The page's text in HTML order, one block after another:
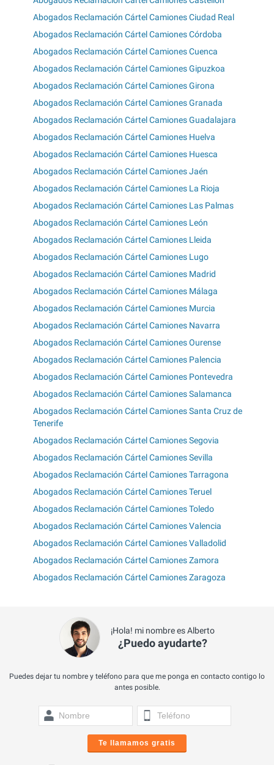
Abogados Reclamación Cártel Camiones Ciudad Real
Abogados Reclamación Cártel Camiones Córdoba
Abogados Reclamación Cártel Camiones Cuenca
Abogados Reclamación Cártel Camiones Gipuzkoa
Abogados Reclamación Cártel Camiones Girona
Abogados Reclamación Cártel Camiones Granada
Abogados Reclamación Cártel Camiones Guadalajara
Abogados Reclamación Cártel Camiones Huelva
Abogados Reclamación Cártel Camiones Huesca
Abogados Reclamación Cártel Camiones Jaén
Abogados Reclamación Cártel Camiones La Rioja
Abogados Reclamación Cártel Camiones Las Palmas
Abogados Reclamación Cártel Camiones León
Abogados Reclamación Cártel Camiones Lleida
Abogados Reclamación Cártel Camiones Lugo
Abogados Reclamación Cártel Camiones Madrid
Abogados Reclamación Cártel Camiones Málaga
Abogados Reclamación Cártel Camiones Murcia
Abogados Reclamación Cártel Camiones Navarra
Abogados Reclamación Cártel Camiones Ourense
Abogados Reclamación Cártel Camiones Palencia
Abogados Reclamación Cártel Camiones Pontevedra
Abogados Reclamación Cártel Camiones Salamanca
Abogados Reclamación Cártel Camiones Santa Cruz de
Tenerife
Abogados Reclamación Cártel Camiones Segovia
Abogados Reclamación Cártel Camiones Sevilla
Abogados Reclamación Cártel Camiones Tarragona
Abogados Reclamación Cártel Camiones Teruel
Abogados Reclamación Cártel Camiones Toledo
Abogados Reclamación Cártel Camiones Valencia
Abogados Reclamación Cártel Camiones Valladolid
Abogados Reclamación Cártel Camiones Zamora
Abogados Reclamación Cártel Camiones Zaragoza
¡Hola! mi nombre es Alberto
¿Puedo ayudarte?
Puedes dejar tu nombre y teléfono para que me ponga en contacto contigo lo
antes posible.
Te llamamos gratis